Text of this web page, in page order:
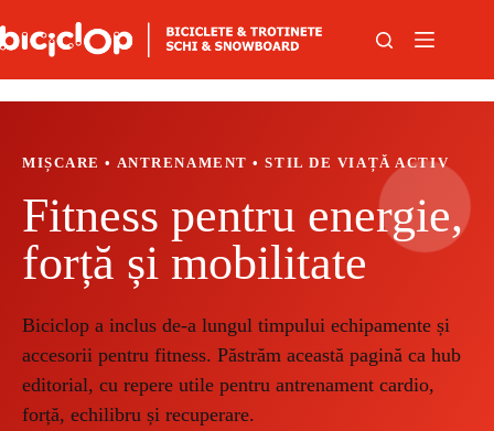
MIȘCARE • ANTRENAMENT • STIL DE VIAȚĂ ACTIV
Fitness pentru energie,
forță și mobilitate
Biciclop a inclus de-a lungul timpului echipamente și
accesorii pentru fitness. Păstrăm această pagină ca hub
editorial, cu repere utile pentru antrenament cardio,
forță, echilibru și recuperare.